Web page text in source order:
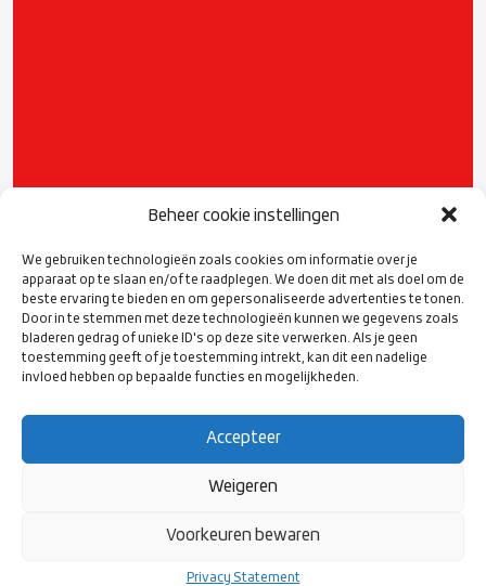
Beheer cookie instellingen
We gebruiken technologieën zoals cookies om informatie over je
apparaat op te slaan en/of te raadplegen. We doen dit met als doel om de
beste ervaring te bieden en om gepersonaliseerde advertenties te tonen.
Door in te stemmen met deze technologieën kunnen we gegevens zoals
bladeren gedrag of unieke ID's op deze site verwerken. Als je geen
toestemming geeft of je toestemming intrekt, kan dit een nadelige
invloed hebben op bepaalde functies en mogelijkheden.
Accepteer
Weigeren
Voorkeuren bewaren
Privacy Statement